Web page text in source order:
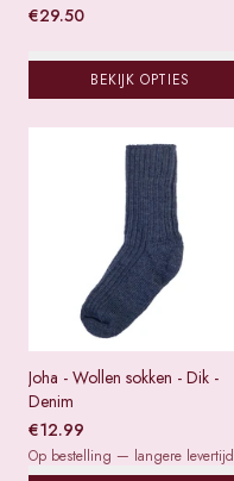
€29.50
BEKIJK OPTIES
Joha - Wollen sokken - Dik -
Denim
€12.99
Op bestelling — langere levertijd